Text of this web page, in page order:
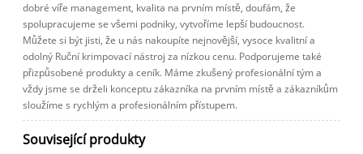
dobré víře management, kvalita na prvním místě, doufám, že
spolupracujeme se všemi podniky, vytvoříme lepší budoucnost.
Můžete si být jisti, že u nás nakoupíte nejnovější, vysoce kvalitní a
odolný Ruční krimpovací nástroj za nízkou cenu. Podporujeme také
přizpůsobené produkty a ceník. Máme zkušený profesionální tým a
vždy jsme se drželi konceptu zákazníka na prvním místě a zákazníkům
sloužíme s rychlým a profesionálním přístupem.
Související produkty